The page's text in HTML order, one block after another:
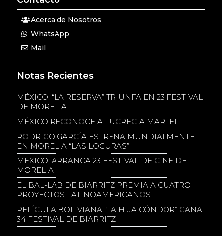
Acerca de Nosotros
WhatsApp
Mail
Notas Recientes
MÉXICO: “LA RESERVA” TRIUNFA EN 23 FESTIVAL
DE MORELIA
MÉXICO RECONOCE A LUCRECIA MARTEL
RODRIGO GARCÍA ESTRENA MUNDIALMENTE
EN MORELIA “LAS LOCURAS”
MÉXICO: ARRANCA 23 FESTIVAL DE CINE DE
MORELIA
EL BAL-LAB DE BIARRITZ PREMIA A CUATRO
PROYECTOS LATINOAMERICANOS
PELÍCULA BOLIVIANA “LA HIJA CÓNDOR” GANA
34 FESTIVAL DE BIARRITZ